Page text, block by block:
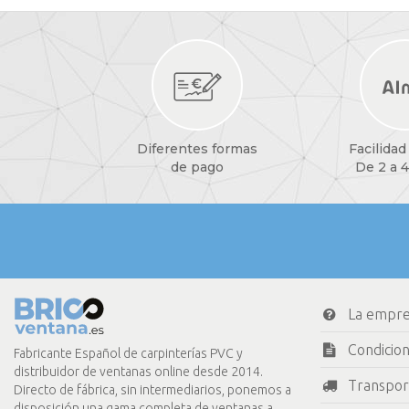
Diferentes formas
de pago
De 2 a
Fabricante Español de carpinterías PVC y
distribuidor de ventanas online desde 2014.
Directo de fábrica, sin intermediarios, ponemos a
La